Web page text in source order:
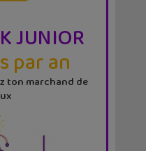
JUNIOR
par an
ton marchand de